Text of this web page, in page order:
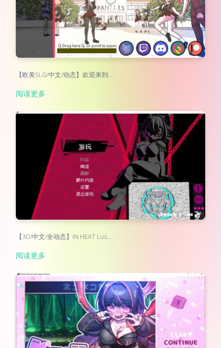
【欧美SLG/中文/动态】欢迎来到…
阅读更多
【3D/中文/全动态】IN HEAT Lus…
阅读更多